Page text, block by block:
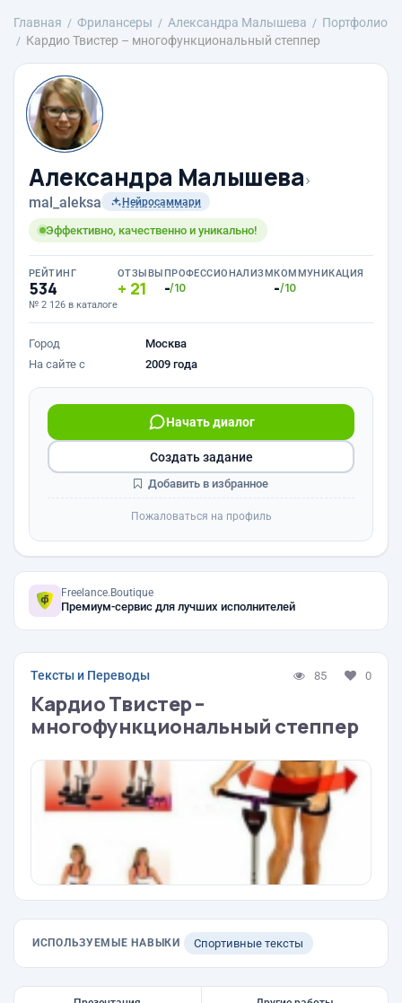
Главная Фрилансеры Александра Малышева
Портфолио
Кардио Твистер – многофункциональный степпер
Александра Малышева›
mal_aleksa Нейросаммари
Эффективно, качественно и уникально!
РЕЙТИНГ
534
№ 2 126 в каталоге
ОТЗЫВЫ
21
ПРОФЕССИОНАЛИЗМ
-/10
КОММУНИКАЦИЯ
-/10
Город
Москва
На сайте с
2009 года
Начать диалог
Создать задание
Добавить в избранное
Пожаловаться на профиль
Freelance.Boutique
Премиум-сервис для лучших исполнителей
Тексты и Переводы 85 0
Кардио Твистер –
многофункциональный степпер
ИСПОЛЬЗУЕМЫЕ НАВЫКИ Спортивные тексты